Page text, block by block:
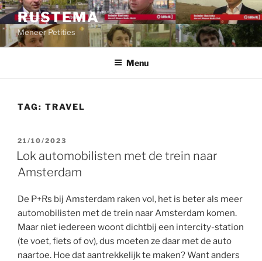
Ga
naar
inhoud
RUSTEMA
Meneer Petities
Menu
TAG: TRAVEL
GEPLAATST
OP
21/10/2023
Lok automobilisten met de trein naar
Amsterdam
De P+Rs bij Amsterdam raken vol, het is beter als meer
automobilisten met de trein naar Amsterdam komen.
Maar niet iedereen woont dichtbij een intercity-station
(te voet, fiets of ov), dus moeten ze daar met de auto
naartoe. Hoe dat aantrekkelijk te maken? Want anders